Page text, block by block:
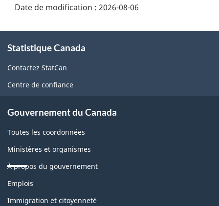
Date de modification : 2026-08-06
propos
de
ce
Statistique Canada
Contactez StatCan
Centre de confiance
Gouvernement du Canada
Toutes les coordonnées
Ministères et organismes
À propos du gouvernement
Thèmes
sujets
Emplois
Immigration et citoyenneté